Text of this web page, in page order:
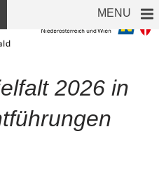
MENU
2026 in